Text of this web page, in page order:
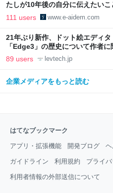
たしが10年後の自分に伝えたい
111 users www.e-aidem.com
21年ぶり新作、ドット絵エディタ
「Edge3」の歴史について作者
LAB
89 users levtech.jp
企業メディアをもっと読む
はてなブックマーク
アプリ・拡張機能 開発ブログ
ガイドライン 利用規約 プライ
利用者情報の外部送信について